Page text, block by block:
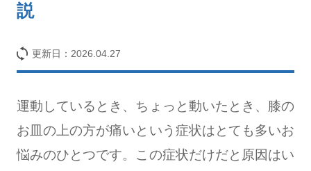
説
更新日： 2026.04.27
運動しているとき、ちょっと動いたとき、膝の
お皿の上の方が痛いという症状はとても多いお
悩みのひとつです。この症状だけだと原因はい